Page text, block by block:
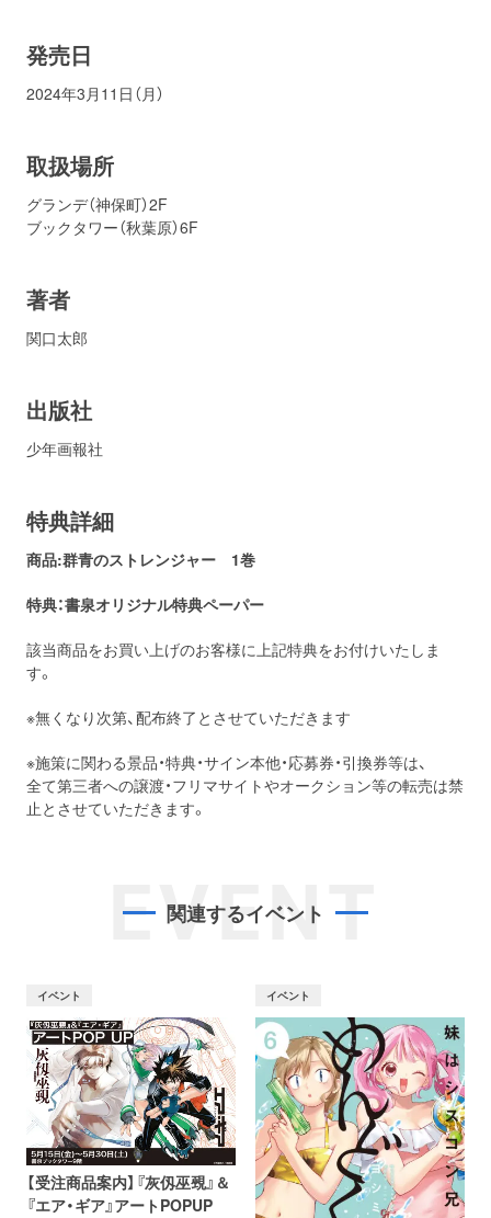
発売日
2024年3月11日（月）
取扱場所
グランデ（神保町）2F
ブックタワー（秋葉原）6F
著者
関口太郎
出版社
少年画報社
特典詳細
商品:群青のストレンジャー1巻
特典：書泉オリジナル特典ペーパー
該当商品をお買い上げのお客様に上記特典をお付けいたしま
す。
※無くなり次第、配布終了とさせていただきます
※施策に関わる景品・特典・サイン本他・応募券・引換券等は、
全て第三者への譲渡・フリマサイトやオークション等の転売は禁
止とさせていただきます。
EVENT
関連するイベント
イベント
【受注商品案内】『灰仭巫覡』＆
『エア・ギア』アートPOPUP
イベント